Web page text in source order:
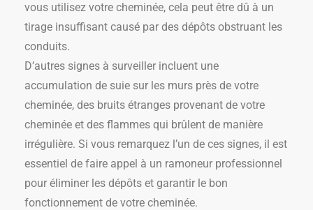
vous utilisez votre cheminée, cela peut être dû à un
tirage insuffisant causé par des dépôts obstruant les
conduits.
D’autres signes à surveiller incluent une
accumulation de suie sur les murs près de votre
cheminée, des bruits étranges provenant de votre
cheminée et des flammes qui brûlent de manière
irrégulière. Si vous remarquez l’un de ces signes, il est
essentiel de faire appel à un ramoneur professionnel
pour éliminer les dépôts et garantir le bon
fonctionnement de votre cheminée.